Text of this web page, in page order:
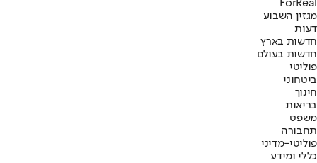
ForReal
מגזין השבוע
דעות
חדשות בארץ
חדשות בעולם
פוליטי
ביטחוני
חינוך
בריאות
משפט
תחבורה
פוליטי-מדיני
כללי ומידע